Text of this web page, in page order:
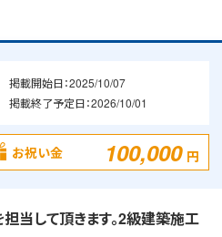
掲載開始日：2025/10/07
掲載終了予定日：2026/10/01
お祝い金 100,000 円
当して頂きます。2級建築施工